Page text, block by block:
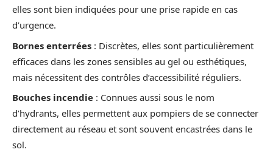
elles sont bien indiquées pour une prise rapide en cas
d’urgence.
Bornes enterrées : Discrètes, elles sont particulièrement
efficaces dans les zones sensibles au gel ou esthétiques,
mais nécessitent des contrôles d’accessibilité réguliers.
Bouches incendie : Connues aussi sous le nom
d’hydrants, elles permettent aux pompiers de se connecter
directement au réseau et sont souvent encastrées dans le
sol.